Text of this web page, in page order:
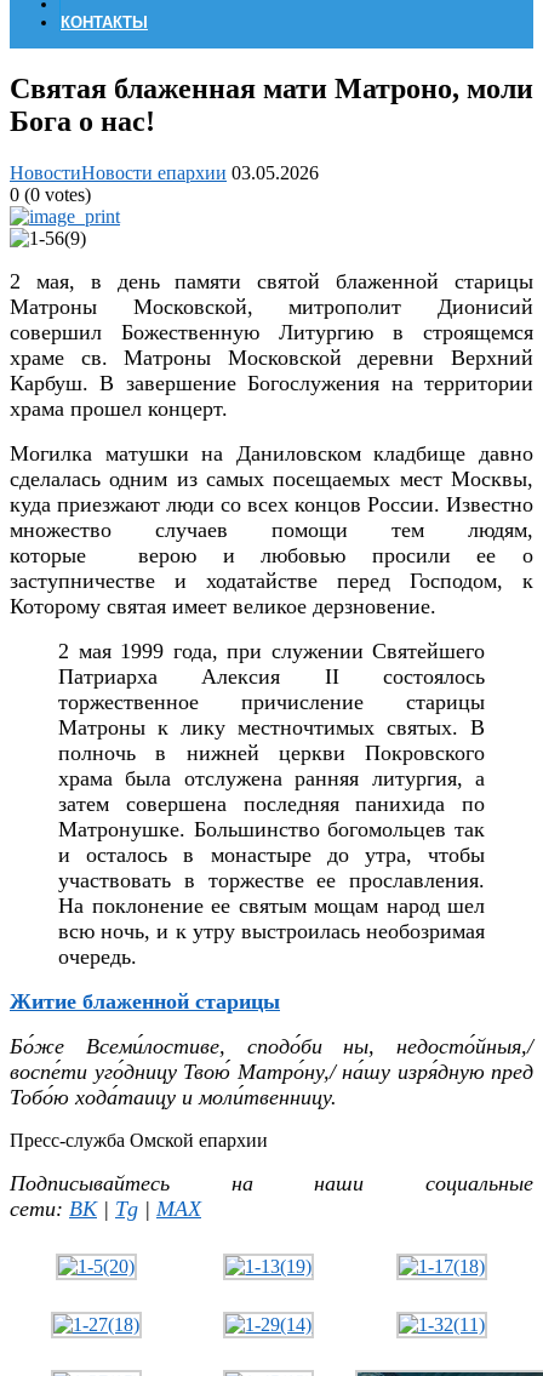
КОНТАКТЫ
Святая блаженная мати Матроно, моли
Бога о нас!
НовостиНовости епархии 03.05.2026
0 (0 votes)
2 мая, в день памяти святой блаженной старицы
Матроны Московской, митрополит Дионисий
совершил Божественную Литургию в строящемся
храме св. Матроны Московской деревни Верхний
Карбуш. В завершение Богослужения на территории
храма прошел концерт.
Могилка матушки на Даниловском кладбище давно
сделалась одним из самых посещаемых мест Москвы,
куда приезжают люди со всех концов России. Известно
множество случаев помощи тем людям,
которые верою и любовью просили ее о
заступничестве и ходатайстве перед Господом, к
Которому святая имеет великое дерзновение.
2 мая 1999 года, при служении Святейшего
Патриарха Алексия II состоялось
торжественное причисление старицы
Матроны к лику местночтимых святых. В
полночь в нижней церкви Покровского
храма была отслужена ранняя литургия, а
затем совершена последняя панихида по
Матронушке. Большинство богомольцев так
и осталось в монастыре до утра, чтобы
участвовать в торжестве ее прославления.
На поклонение ее святым мощам народ шел
всю ночь, и к утру выстроилась необозримая
очередь.
Житие блаженной старицы
Бо́же Всеми́лостиве, сподо́би ны, недосто́йныя,/
воспе́ти уго́дницу Твою́ Матро́ну,/ на́шу изря́дную пред
Тобо́ю хода́таицу и моли́твенницу.
Пресс-служба Омской епархии
Подписывайтесь на наши социальные
сети: ВК| Tg | MAX